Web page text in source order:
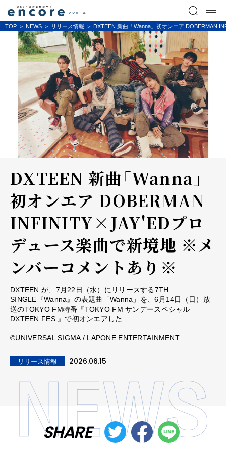
TOP NEWS リリース情報 DXTEEN 新曲「Wanna」初オンエア DOBERMAN
DXTEEN 新曲「Wanna」
初オンエア DOBERMAN
INFINITY×JAY'EDプロ
デュース楽曲で新境地 ※メ
ンバーコメントあり※
DXTEEN が、7月22日（水）にリリースする7TH
SINGLE『Wanna』の表題曲「Wanna」を、6月14日（日）放
送のTOKYO FM特番『TOKYO FM サンデースペシャル
DXTEEN FES.』で初オンエアした
©UNIVERSAL SIGMA / LAPONE ENTERTAINMENT
リリース情報 2026.06.15
SHARE